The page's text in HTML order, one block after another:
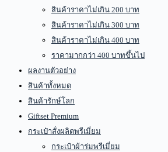
สินค้าราคาไม่เกิน 200 บาท
สินค้าราคาไม่เกิน 300 บาท
สินค้าราคาไม่เกิน 400 บาท
ราคามากกว่า 400 บาทขึ้นไป
ผลงานตัวอย่าง
สินค้าทั้งหมด
สินค้ารักษ์โลก
Giftset Premium
กระเป๋าสั่งผลิตพรีเมี่ยม
กระเป๋าผ้าร่มพรีเมี่ยม